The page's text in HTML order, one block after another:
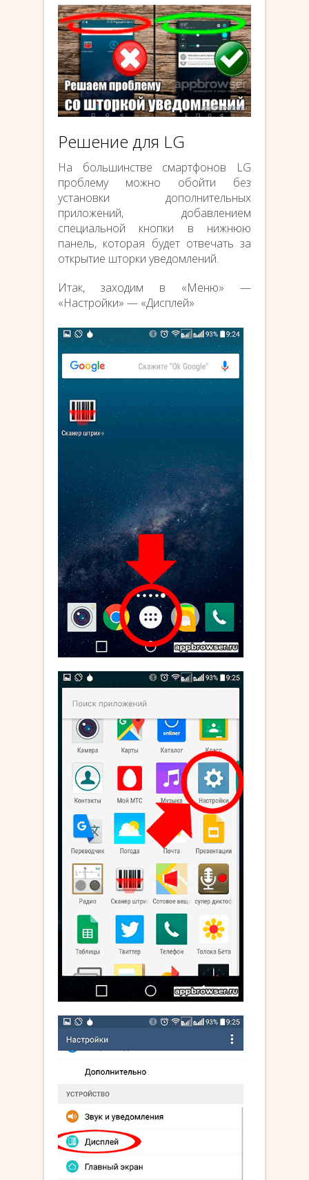
Решение для LG
На большинстве смартфонов LG
проблему можно обойти без
установки дополнительных
приложений, добавлением
специальной кнопки в нижнюю
панель, которая будет отвечать за
открытие шторки уведомлений.
Итак, заходим в «Меню» —
«Настройки» — «Дисплей»